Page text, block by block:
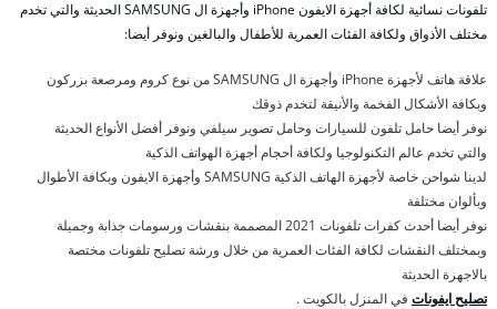
تلفونات نسائية لكافة أجهزة الايفون iPhone وأجهزة ال SAMSUNG الحديثة والتي تخدم
مختلف الأذواق ولكافة الفئات العمرية للأطفال والبالغين ونوفر أيضا:
علاقة هاتف لأجهزة iPhone وأجهزة ال SAMSUNG من نوع كروم ومرصعة بزركون
وبكافة الأشكال الفخمة والأنيقة لتخدم ذوقك
نوفر أيضا حامل تلفون للسيارات وحامل تصوير سيلفي ونوفر أفضل الأنواع الحديثة
والتي تخدم عالم التكنولوجيا ولكافة أحجام أجهزة الهواتف الذكية
لدينا شواحن خاصة لأجهزة الهاتف الذكية SAMSUNG وأجهزة الايفون وبكافة الأطوال
وبألوان مختلفة
نوفر أيضا أحدث كفرات تلفونات 2021 المصممة بنقشات ورسومات جذابة وجميلة
وبمختلف النقشات لكافة الفئات العمرية من خلال ورشة تصليح تلفونات مختصة
بالاجهزة الحديثة
تصليح ايفونات في المنزل بالكويت .